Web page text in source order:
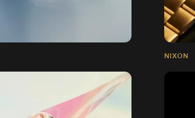
NIXON